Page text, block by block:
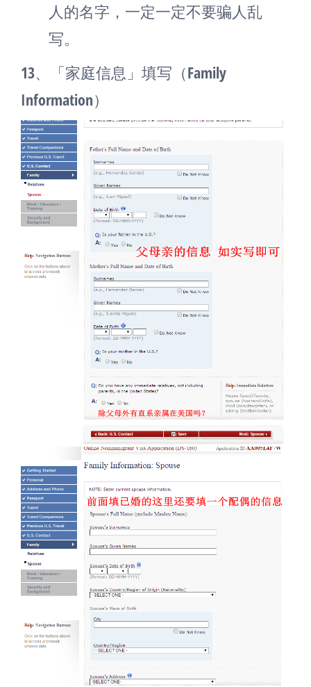
人的名字，一定一定不要骗人乱
写。
13、「家庭信息」填写（Family
Information）